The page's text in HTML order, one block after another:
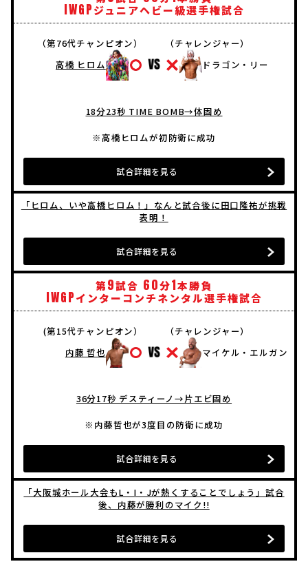
IWGPジュニアヘビー級選手権試合
（第76代チャンピオン）
高橋 ヒロム
（チャレンジャー）
ドラゴン・リー
18分23秒 TIME BOMB→体固め
※高橋ヒロムが初防衛に成功
試合詳細を見る
「ヒロム、いや高橋ヒロム！」なんと試合後に田口隆祐が挑戦
表明！
試合詳細を見る
第9試合 60分1本勝負
IWGPインターコンチネンタル選手権試合
(第15代チャンピオン）
内藤 哲也
（チャレンジャー）
マイケル・エルガン
36分17秒 デスティーノ→片エビ固め
※内藤哲也が3度目の防衛に成功
試合詳細を見る
「大阪城ホール大会もL・I・Jが熱くすることでしょう」試合
後、内藤が勝利のマイク!!
試合詳細を見る